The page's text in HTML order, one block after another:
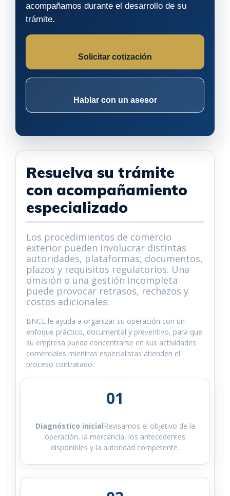
acompañamos durante el desarrollo de su
trámite.
Solicitar cotización
Hablar con un asesor
Resuelva su trámite
con acompañamiento
especializado
Los procedimientos de comercio
exterior pueden involucrar distintas
autoridades, plataformas, documentos,
plazos y requisitos regulatorios. Una
omisión o una gestión incompleta
puede provocar retrasos, rechazos y
costos adicionales.
BNCE le ayuda a organizar su operación con un
enfoque práctico, documental y preventivo, para que
su empresa pueda concentrarse en sus actividades
comerciales mientras especialistas atienden el
proceso contratado.
01
Diagnóstico inicialRevisamos el objetivo de la
operación, la mercancía, los antecedentes
disponibles y la autoridad competente.